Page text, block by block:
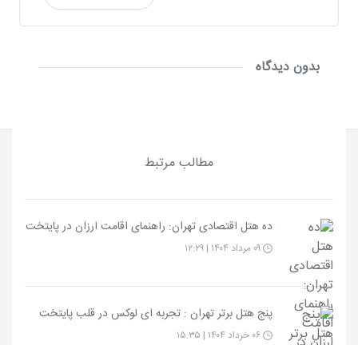
بدون دیدگاه
مطالب مرتبط
ده هتل اقتصادی تهران: راهنمای اقامت ارزان در پایتخت
پنج هتل برتر تهران : تجربه‌ ای لوکس در قلب پایتخت